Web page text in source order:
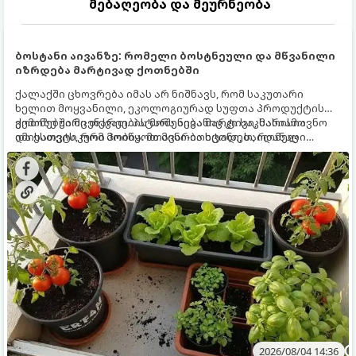
მებაღეობა და მეურნეობა
ბოსტანი აივანზე: რომელი ბოსტნეული და მწვანილი
იზრდება მარტივად ქოთნებში
ქალაქში ცხოვრება იმას არ ნიშნავს, რომ საკუთარი
ხელით მოყვანილი, ეკოლოგიურად სუფთა პროდუქტის
გემოზე უარი თქვათ. პატარა აივანიც კი საკმარისია
იმისათვის, რომ მოიწყოთ მინი-ბოსტანი, საიდანაც
ყოველდღიურად ახალ, არომატულ მწვანილსა და
ბოსტნეულს მოკრეფთ.
ქოთნებში მცენარეების მოშენება მარტივი, სასიამოვნო
და ესთეტიკური ჰობია. მთავარია იცოდეთ, რომელი
კულტურები ეგუებიან ქოთნის პირობებს ყველაზე კარგად
და როგორ მოუაროთ მათ სწორად.
2026/08/04 14:36